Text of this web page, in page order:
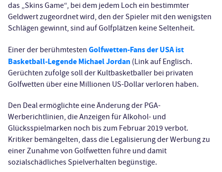
das „Skins Game“, bei dem jedem Loch ein bestimmter
Geldwert zugeordnet wird, den der Spieler mit den wenigsten
Schlägen gewinnt, sind auf Golfplätzen keine Seltenheit.
Einer der berühmtesten Golfwetten-Fans der USA ist
Basketball-Legende Michael Jordan (Link auf Englisch.
Gerüchten zufolge soll der Kultbasketballer bei privaten
Golfwetten über eine Millionen US-Dollar verloren haben.
Den Deal ermöglichte eine Änderung der PGA-
Werberichtlinien, die Anzeigen für Alkohol- und
Glücksspielmarken noch bis zum Februar 2019 verbot.
Kritiker bemängelten, dass die Legalisierung der Werbung zu
einer Zunahme von Golfwetten führe und damit
sozialschädliches Spielverhalten begünstige.